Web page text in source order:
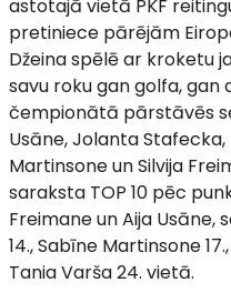
astotajā vietā PKF
pretiniece pārējām
Džeina spēlē ar kroketu
savu roku gan golfa, gan
čempionātā pārstāvēs
Usāne, Jolanta Stafecka,
Martinsone un Silvija
saraksta TOP 10 pēc
Freimane un Aija Usāne,
14., Sabīne Martinsone
Tania Varša 24. vietā.